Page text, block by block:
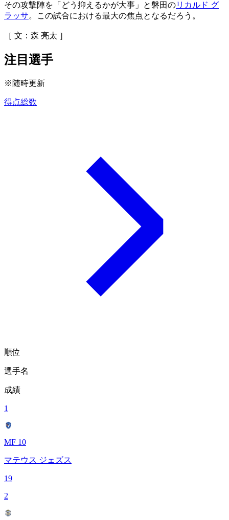
その攻撃陣を「どう抑えるかが大事」と磐田のリカルド グ
ラッサ。この試合における最大の焦点となるだろう。
［ 文：森 亮太 ］
注目選手
※随時更新
得点総数
順位
選手名
成績
1
MF 10
マテウス ジェズス
19
2